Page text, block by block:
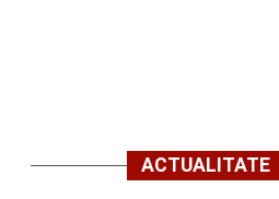
ACTUALITATE